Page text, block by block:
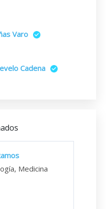
Varo
Cadena
Medicina